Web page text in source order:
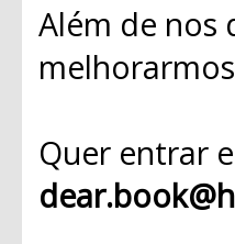
Além de nos
Quer entrar